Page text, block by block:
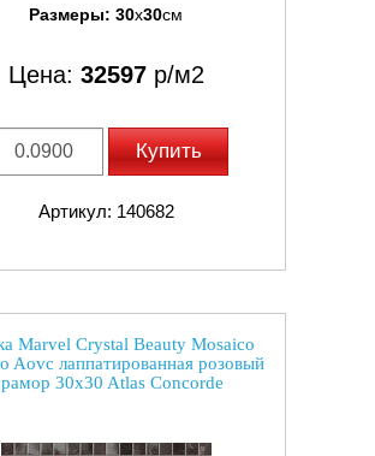
Размеры: 30x30см
Цена: 32597р/м2
Купить
Артикул: 140682
Marvel Crystal Beauty Mosaico
Aovc лаппатированная розовый
30x30 Atlas Concorde